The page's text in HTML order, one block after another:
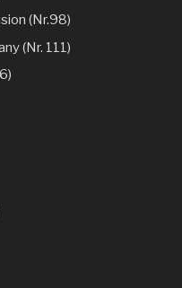
(Nr.98)
(Nr. 111)